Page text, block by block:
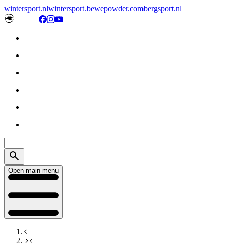
wintersport.nlwintersport.bewepowder.combergsport.nl
Open main menu